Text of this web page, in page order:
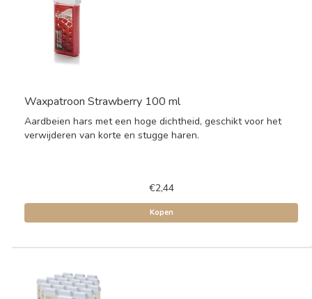
Waxpatroon Strawberry 100 ml
Aardbeien hars met een hoge dichtheid, geschikt voor het
verwijderen van korte en stugge haren.
€2,44
Kopen